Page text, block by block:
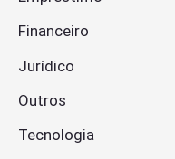
Financeiro
Jurídico
Outros
Tecnologia